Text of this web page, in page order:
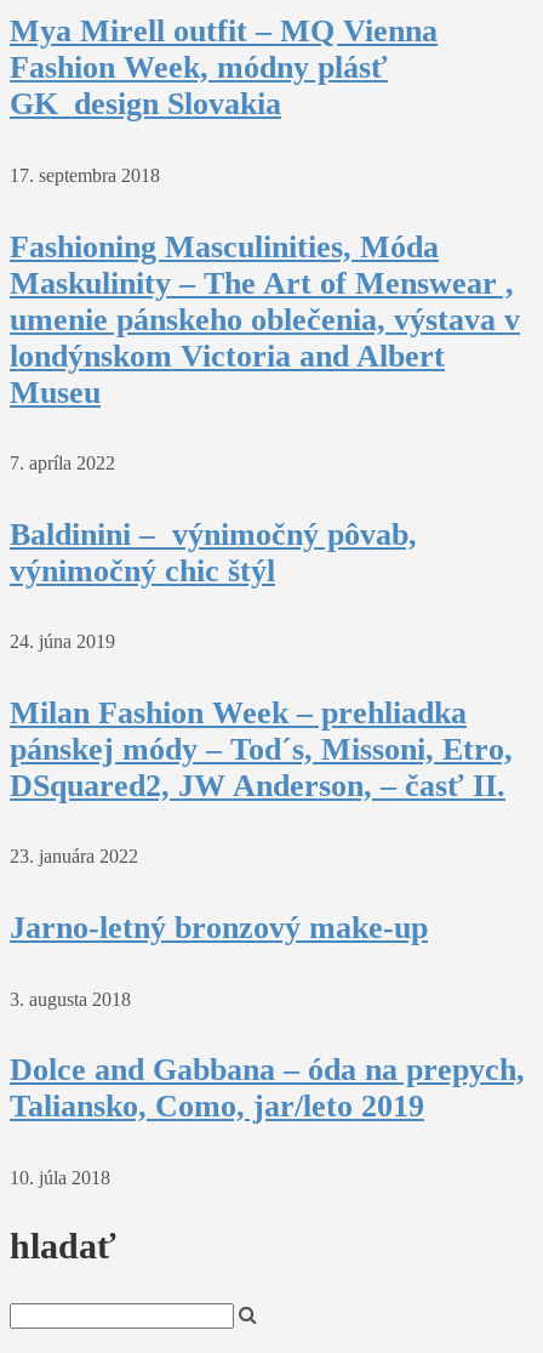
Mya Mirell outfit – MQ Vienna
Fashion Week, módny plásť
GK_design Slovakia
17. septembra 2018
Fashioning Masculinities, Móda
Maskulinity – The Art of Menswear ,
umenie pánskeho oblečenia, výstava v
londýnskom Victoria and Albert
Museu
7. apríla 2022
Baldinini – výnimočný pôvab,
výnimočný chic štýl
24. júna 2019
Milan Fashion Week – prehliadka
pánskej módy – Tod´s, Missoni, Etro,
DSquared2, JW Anderson, – časť II.
23. januára 2022
Jarno-letný bronzový make-up
3. augusta 2018
Dolce and Gabbana – óda na prepych,
Taliansko, Como, jar/leto 2019
10. júla 2018
hladať